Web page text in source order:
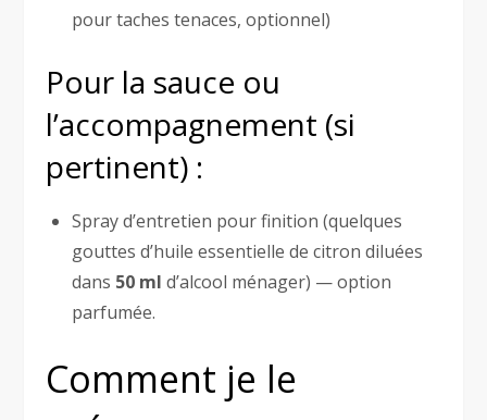
pour taches tenaces, optionnel)
Pour la sauce ou
l’accompagnement (si
pertinent) :
Spray d’entretien pour finition (quelques
gouttes d’huile essentielle de citron diluées
dans 50 ml d’alcool ménager) — option
parfumée.
Comment je le